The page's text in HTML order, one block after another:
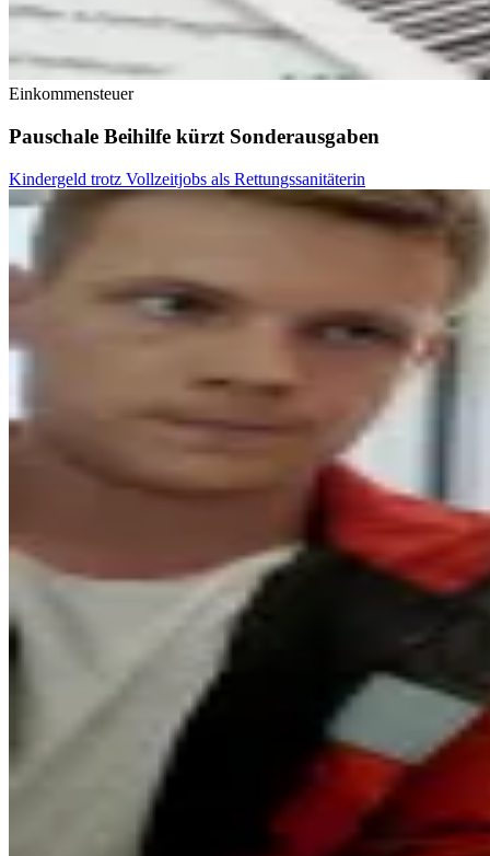
Einkommensteuer
Pauschale Beihilfe kürzt Sonderausgaben
Kindergeld trotz Vollzeitjobs als Rettungssanitäterin